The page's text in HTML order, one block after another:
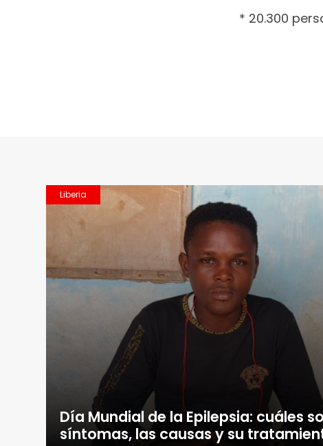
* 20.300
Liberia
Día Mundial de la Epilepsia: cuáles
síntomas, las causas y su